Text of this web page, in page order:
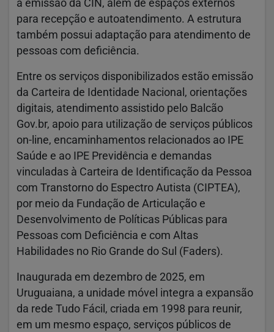
à emissão da CIN, além de espaços externos
para recepção e autoatendimento. A estrutura
também possui adaptação para atendimento de
pessoas com deficiência.
Entre os serviços disponibilizados estão emissão
da Carteira de Identidade Nacional, orientações
digitais, atendimento assistido pelo Balcão
Gov.br, apoio para utilização de serviços públicos
on-line, encaminhamentos relacionados ao IPE
Saúde e ao IPE Previdência e demandas
vinculadas à Carteira de Identificação da Pessoa
com Transtorno do Espectro Autista (CIPTEA),
por meio da Fundação de Articulação e
Desenvolvimento de Políticas Públicas para
Pessoas com Deficiência e com Altas
Habilidades no Rio Grande do Sul (Faders).
Inaugurada em dezembro de 2025, em
Uruguaiana, a unidade móvel integra a expansão
da rede Tudo Fácil, criada em 1998 para reunir,
em um mesmo espaço, serviços públicos de